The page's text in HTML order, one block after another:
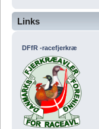
Links
DFfR -racefjerkræ